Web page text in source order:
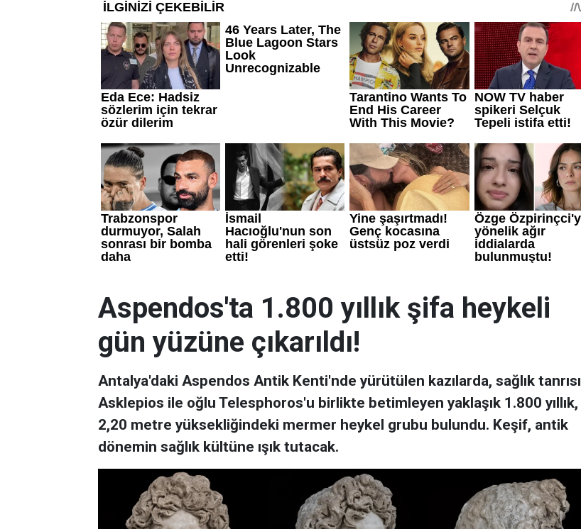
Aspendos'ta 1.800 yıllık şifa heykeli
gün yüzüne çıkarıldı!
Antalya'daki Aspendos Antik Kenti'nde yürütülen kazılarda, sağlık tanrısı
Asklepios ile oğlu Telesphoros'u birlikte betimleyen yaklaşık 1.800 yıllık,
2,20 metre yüksekliğindeki mermer heykel grubu bulundu. Keşif, antik
dönemin sağlık kültüne ışık tutacak.